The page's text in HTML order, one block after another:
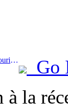
Prev:Hainan a reçu 55,2129 millions de touristes au cours du premier semestre de l'année
Go
à la